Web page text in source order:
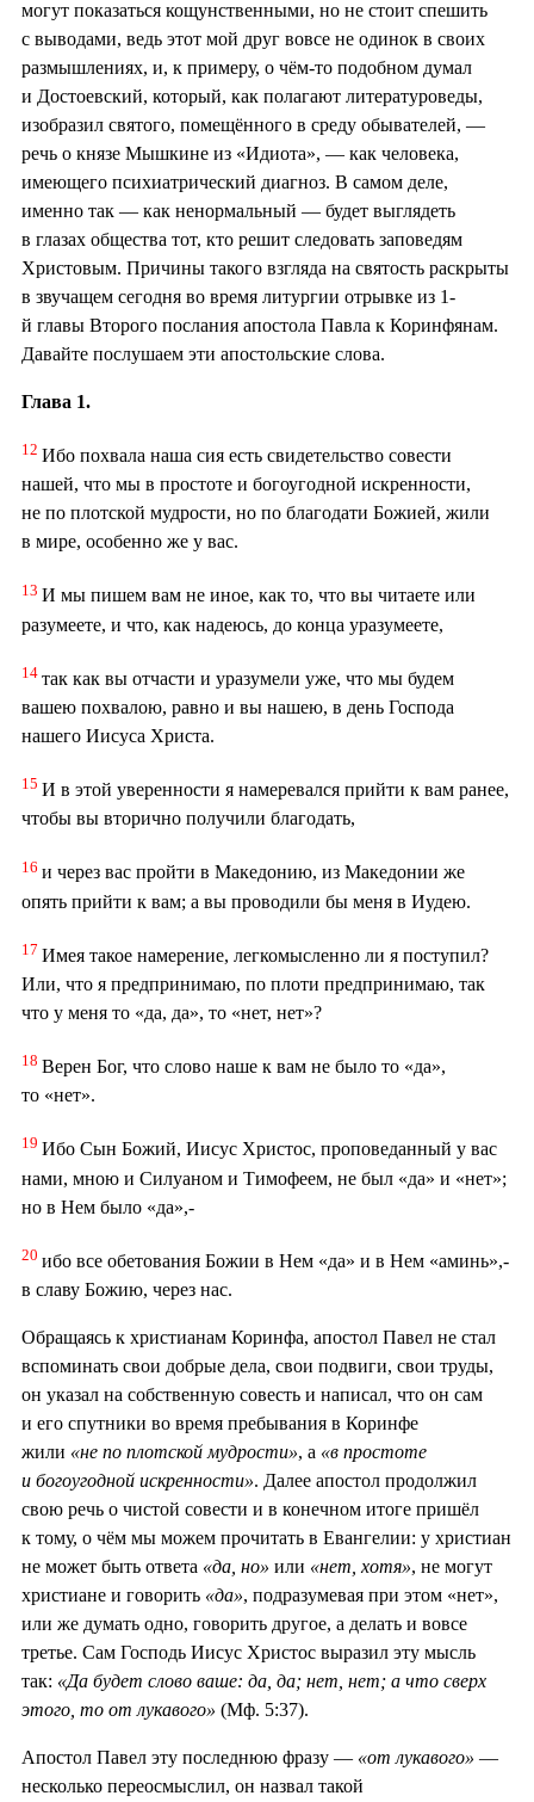
могут показаться кощунственными, но не стоит спешить
с выводами, ведь этот мой друг вовсе не одинок в своих
размышлениях, и, к примеру, о чём-то подобном думал
и Достоевский, который, как полагают литературоведы,
изобразил святого, помещённого в среду обывателей, —
речь о князе Мышкине из «Идиота», — как человека,
имеющего психиатрический диагноз. В самом деле,
именно так — как ненормальный — будет выглядеть
в глазах общества тот, кто решит следовать заповедям
Христовым. Причины такого взгляда на святость раскрыты
в звучащем сегодня во время литургии отрывке из 1-
й главы Второго послания апостола Павла к Коринфянам.
Давайте послушаем эти апостольские слова.
Глава 1.
12 Ибо похвала наша сия есть свидетельство совести
нашей, что мы в простоте и богоугодной искренности,
не по плотской мудрости, но по благодати Божией, жили
в мире, особенно же у вас.
13 И мы пишем вам не иное, как то, что вы читаете или
разумеете, и что, как надеюсь, до конца уразумеете,
14 так как вы отчасти и уразумели уже, что мы будем
вашею похвалою, равно и вы нашею, в день Господа
нашего Иисуса Христа.
15 И в этой уверенности я намеревался прийти к вам ранее,
чтобы вы вторично получили благодать,
16 и через вас пройти в Македонию, из Македонии же
опять прийти к вам; а вы проводили бы меня в Иудею.
17 Имея такое намерение, легкомысленно ли я поступил?
Или, что я предпринимаю, по плоти предпринимаю, так
что у меня то «да, да», то «нет, нет»?
18 Верен Бог, что слово наше к вам не было то «да»,
то «нет».
19 Ибо Сын Божий, Иисус Христос, проповеданный у вас
нами, мною и Силуаном и Тимофеем, не был «да» и «нет»;
но в Нем было «да»,-
20 ибо все обетования Божии в Нем «да» и в Нем «аминь»,-
в славу Божию, через нас.
Обращаясь к христианам Коринфа, апостол Павел не стал
вспоминать свои добрые дела, свои подвиги, свои труды,
он указал на собственную совесть и написал, что он сам
и его спутники во время пребывания в Коринфе
жили «не по плотской мудрости», а «в простоте
и богоугодной искренности». Далее апостол продолжил
свою речь о чистой совести и в конечном итоге пришёл
к тому, о чём мы можем прочитать в Евангелии: у христиан
не может быть ответа «да, но» или «нет, хотя», не могут
христиане и говорить «да», подразумевая при этом «нет»,
или же думать одно, говорить другое, а делать и вовсе
третье. Сам Господь Иисус Христос выразил эту мысль
так: «Да будет слово ваше: да, да; нет, нет; а что сверх
этого, то от лукавого» (Мф. 5:37).
Апостол Павел эту последнюю фразу — «от лукавого» —
несколько переосмыслил, он назвал такой